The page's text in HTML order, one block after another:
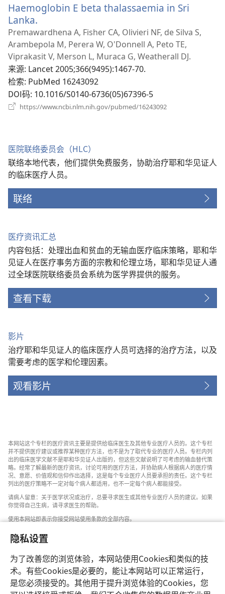
隐私设置
为了改善您的浏览体验，本网站使用Cookies和类似的技
术。有些Cookies是必要的，能让本网站可以正常运行，
是您必须接受的。其他用于提升浏览体验的Cookies，您
窗
Haemoglobin E beta thalassaemia in Sri
Lanka.
开
新
窗
口）
Premawardhena A, Fisher CA, Olivieri NF, de Silva S,
Arambepola M, Perera W, O'Donnell A, Peto TE,
Viprakasit V, Merson L, Muraca G, Weatherall DJ.
来源‎: Lancet 2005;366(9495):1467-70.
检索‎: PubMed 16243092
DOI码‎: 10.1016/S0140-6736(05)67396-5
https://www.ncbi.nlm.nih.gov/pubmed/16243092
医院联络委员会（HLC）
联络本地代表，他们提供免费服务，协助治疗耶和华见证人
的临床医疗人员。
联络
医疗资讯汇总
内容包括：处理出血和贫血的无输血医疗临床策略，耶和华
见证人在医疗事务方面的宗教和伦理立场，耶和华见证人通
过全球医院联络委员会系统为医学界提供的服务。
查看下载
影片
治疗耶和华见证人的临床医疗人员可选择的治疗方法，以及
需要考虑的医学和伦理因素。
观看影片
本网站这个专栏的医疗资讯主要是提供给临床医生及其他专业医疗人员的。这个专栏
并不提供医疗建议或推荐某种医疗方法，也不是为了取代专业的医疗人员。专栏内列
出的临床医学文献不是耶和华见证人出版的，但这些文献说明了可考虑的输血替代策
略。经常了解最新的医疗资讯，讨论可用的医疗方法，并协助病人根据病人的医疗情
况、意愿、价值观和信仰作出选择，这是每个专业医疗人员要承担的责任。这个专栏
列出的医疗策略不一定对每个病人都适用，也不一定每个病人都能接受。
请病人留意：关于医学状况或治疗，总要寻求医生或其他专业医疗人员的建议。如果
你觉得自己生病，请寻求医生的帮助。
使用本网站即表示你接受网站使用条款的全部内容。
设置外观